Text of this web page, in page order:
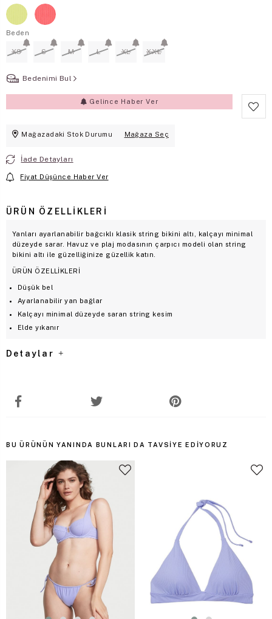
Beden
XS S M L XL XXL
Bedenimi Bul
Gelince Haber Ver
Mağazadaki Stok Durumu Mağaza Seç
İade Detayları
Fiyat Düşünce Haber Ver
ÜRÜN ÖZELLIKLERI
Yanları ayarlanabilir bağcıklı klasik string bikini altı, kalçayı minimal
düzeyde sarar. Havuz ve plaj modasının çarpıcı modeli olan string
bikini altı ile güzelliğinize güzellik katın.
ÜRÜN ÖZELLİKLERİ
Düşük bel
Ayarlanabilir yan bağlar
Kalçayı minimal düzeyde saran string kesim
Elde yıkanır
Detaylar
BU ÜRÜNÜN YANINDA BUNLARI DA TAVSIYE EDIYORUZ